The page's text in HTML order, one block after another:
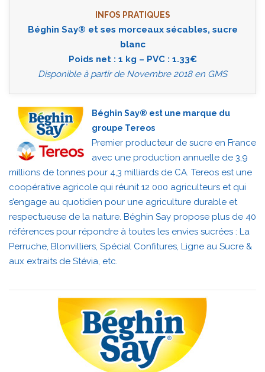
INFOS PRATIQUES
Béghin Say® et ses morceaux sécables, sucre
blanc
Poids net : 1 kg – PVC : 1.33€
Disponible à partir de Novembre 2018 en GMS
Béghin Say® est une marque du
groupe Tereos
Premier producteur de sucre en France
avec une production annuelle de 3,9
millions de tonnes pour 4,3 milliards de CA. Tereos est une
coopérative agricole qui réunit 12 000 agriculteurs et qui
s’engage au quotidien pour une agriculture durable et
respectueuse de la nature. Béghin Say propose plus de 40
références pour répondre à toutes les envies sucrées : La
Perruche, Blonvilliers, Spécial Confitures, Ligne au Sucre &
aux extraits de Stévia, etc.